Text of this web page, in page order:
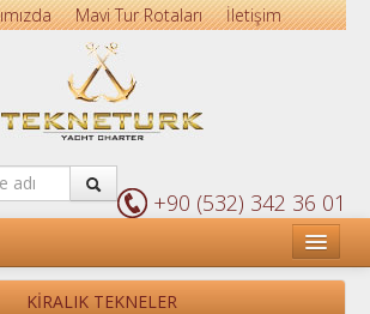
Mavi Tur Rotaları İletişim
+90 (532) 342 36 01
KİRALIK TEKNELER